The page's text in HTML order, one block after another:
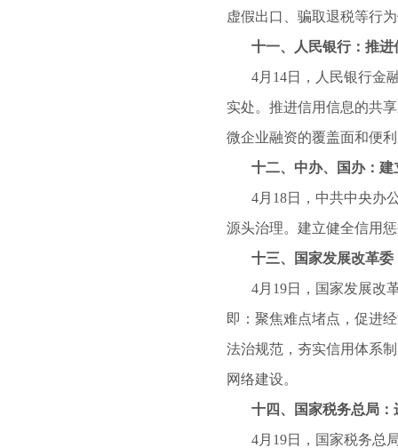
虚假出口、骗取退税等行
十一、人民银行：推进
4月14日，人民银行金融
实处。推进信用信息的共
微企业融资的覆盖面和便
十二、中办、国办：建
4月18日，中共中央办公
源头治理。建立健全信用
十三、国家发展改革委
4月19日，国家发展改革
即：聚焦难点堵点，促进
法治规范，夯实信用体系
网络建设。
十四、国家税务总局：
4月19日，国家税务总局